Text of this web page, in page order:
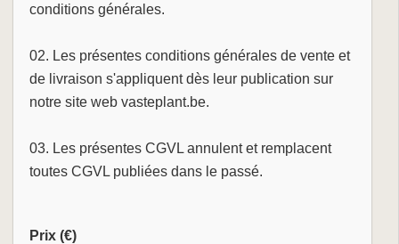
conditions générales.
02. Les présentes conditions générales de vente et
de livraison s'appliquent dès leur publication sur
notre site web vasteplant.be.
03. Les présentes CGVL annulent et remplacent
toutes CGVL publiées dans le passé.
Prix (€)